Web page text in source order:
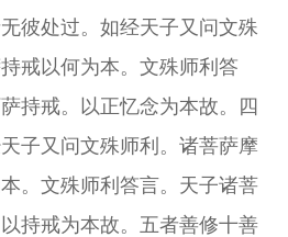
彼处过。如经天子又问文殊
戒以何为本。文殊师利答
持戒。以正忆念为本故。四
子又问文殊师利。诸菩萨摩
。文殊师利答言。天子诸菩
持戒为本故。五者善修十善